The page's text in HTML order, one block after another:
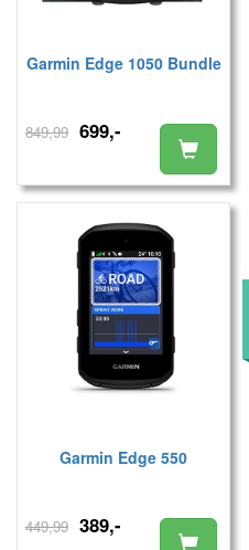
Garmin Edge 1050 Bundle
849,99 699,-
Garmin Edge 550
449,99 389,-